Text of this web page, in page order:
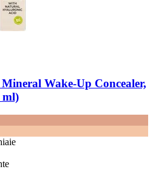
Mineral Wake-​Up Concealer,
ml)